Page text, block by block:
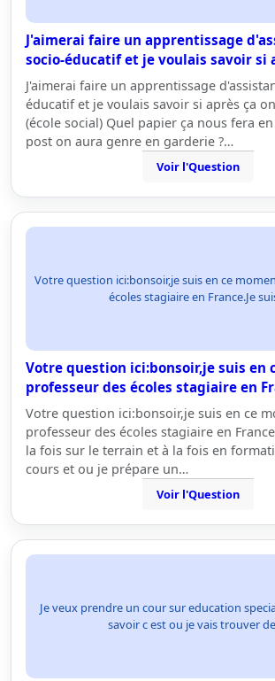
J'aimerai faire un apprentissage
socio-éducatif et je voulais savoir si
J'aimerai faire un apprentissage
éducatif et je voulais savoir si après ça
(école social) Quel papier ça nous fera
post on aura genre en garderie ?…
Voir l'Question
Votre question ici:bonsoir,je suis en ce
écoles stagiaire en France.Je
Votre question ici:bonsoir,je suis en
professeur des écoles stagiaire en
Votre question ici:bonsoir,je suis en ce
professeur des écoles stagiaire en
la fois sur le terrain et à la fois en
cours et ou je prépare un…
Voir l'Question
Je veux prendre un cour sur education
savoir c est ou je vais trouver